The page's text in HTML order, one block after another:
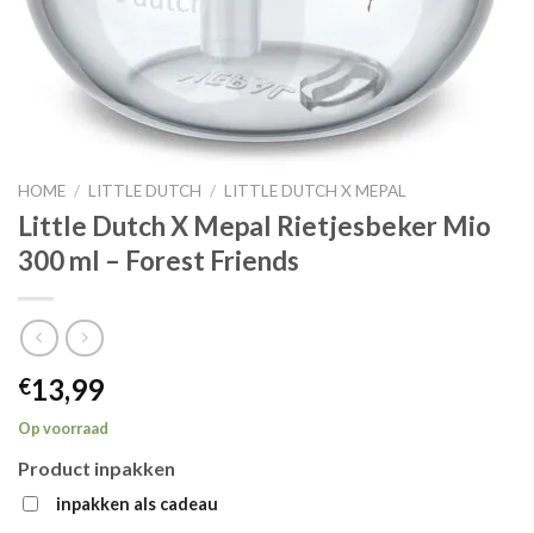
HOME / LITTLE DUTCH / LITTLE DUTCH X MEPAL
Little Dutch X Mepal Rietjesbeker Mio
300 ml – Forest Friends
€13,99
Op voorraad
Product inpakken
inpakken als cadeau